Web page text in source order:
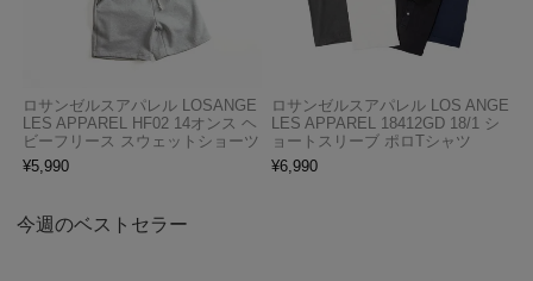
ロサンゼルスアパレル LOSANGE
LES APPAREL HF02 14オンス ヘ
ビーフリース スウェットショーツ
¥5,990
ロサンゼルスアパレル LOS ANGE
LES APPAREL 18412GD 18/1 シ
ョートスリーブ ポロTシャツ
¥6,990
今週のベストセラー